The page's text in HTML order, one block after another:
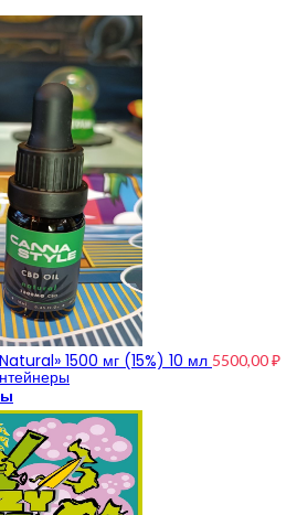
запаха
1500 мг (15%) 10 мл 5500,00₽